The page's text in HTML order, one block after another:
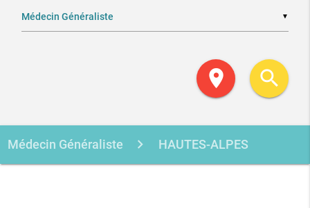
▼
location_on search
Médecin Généraliste HAUTES-ALPES